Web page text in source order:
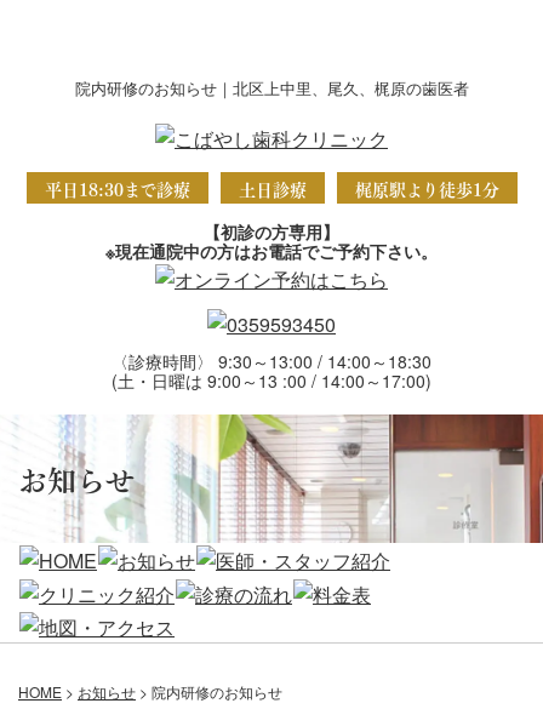
院内研修のお知らせ｜北区上中里、尾久、梶原の歯医者
平日18:30まで診療 土日診療 梶原駅より徒歩1分
【初診の方専用】
※現在通院中の方はお電話でご予約下さい。
〈診療時間〉 9:30～13:00 / 14:00～18:30
(土・日曜は 9:00～13 :00 / 14:00～17:00)
お知らせ
HOME > お知らせ > 院内研修のお知らせ